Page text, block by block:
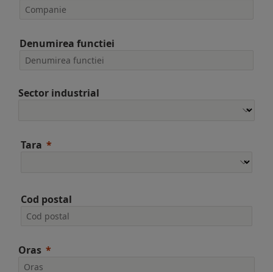
Denumirea functiei
Sector industrial
Tara
Cod postal
Oras